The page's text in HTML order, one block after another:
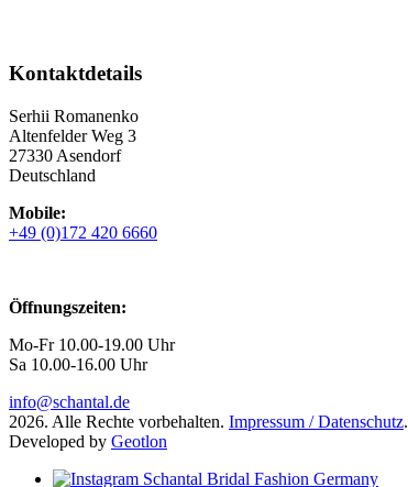
Kontaktdetails
Serhii Romanenko
Altenfelder Weg 3
27330 Asendorf
Deutschland
Mobile:
+49 (0)172 420 6660
Öffnungszeiten:
Mo-Fr 10.00-19.00 Uhr
Sa 10.00-16.00 Uhr
info@schantal.de
2026. Alle Rechte vorbehalten. Impressum / Datenschutz.
Developed by Geotlon